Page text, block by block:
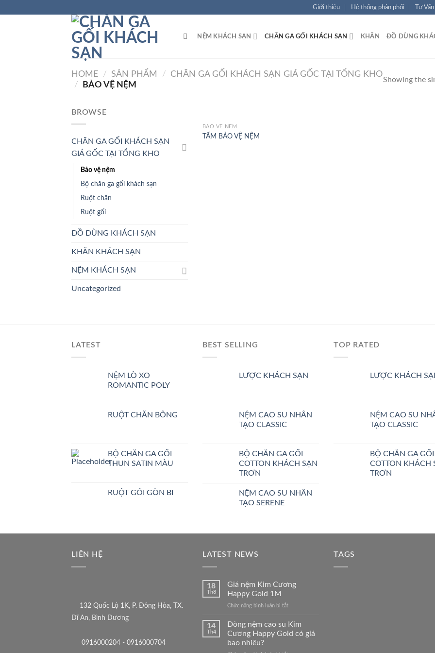
Giới thiệu Hệ thống phân phối Tư Vấn
NỆM KHÁCH SẠN CHĂN GA GỐI KHÁCH SẠN KHĂN ĐỒ DÙNG
HOME / SẢN PHẨM / CHĂN GA GỐI KHÁCH SẠN GIÁ GỐC TẠI TỔNG KHO
/
BẢO VỆ NỆM
Showing the
BROWSE
CHĂN GA GỐI KHÁCH SẠN
GIÁ GỐC TẠI TỔNG KHO
Bảo vệ nệm
Bộ chăn ga gối khách sạn
Ruột chăn
Ruột gối
ĐỒ DÙNG KHÁCH SẠN
KHĂN KHÁCH SẠN
NỆM KHÁCH SẠN
Uncategorized
BẢO VỆ NỆM
TẤM BẢO VỆ NỆM
LATEST
NỆM LÒ XO
ROMANTIC POLY
RUỘT CHĂN BÔNG
BỘ CHĂN GA GỐI
THUN SATIN MÀU
RUỘT GỐI GÒN BI
BEST SELLING
LƯỢC KHÁCH SẠN
NỆM CAO SU NHÂN
TẠO CLASSIC
BỘ CHĂN GA GỐI
COTTON KHÁCH SẠN
TRƠN
NỆM CAO SU NHÂN
TẠO SERENE
TOP RATED
LƯỢC KHÁCH
NỆM CAO SU
TẠO CLASSIC
BỘ CHĂN GA GỐI
COTTON KHÁCH
TRƠN
LIÊN HỆ
132 Quốc Lộ 1K, P. Đông Hòa, TX.
Dĩ An, Bình Dương
0916000204 - 0916000704
LATEST NEWS
18
Th8
Giá nệm Kim Cương
Happy Gold 1M
Chức năng bình luận bị tắtở
nệm
Kim
14
Th4
Dòng nệm cao su Kim
Cương Happy Gold có giá
bao nhiêu?
TAGS